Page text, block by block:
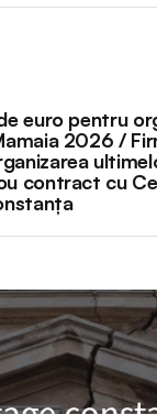
euro pentru
2026 /
contract cu